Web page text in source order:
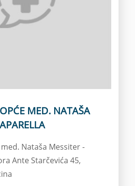
MED. NATAŠA
Nataša Messiter -
Ante Starčevića 45,